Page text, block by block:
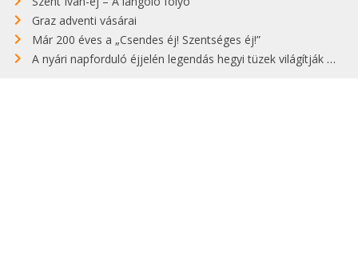
Graz adventi vásárai
Már 200 éves a „Csendes éj! Szentséges éj!”
A nyári napforduló éjjelén legendás hegyi tüzek világítják meg Zugspitzét